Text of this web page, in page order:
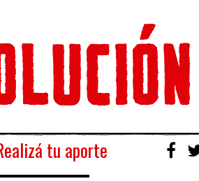
tu aporte